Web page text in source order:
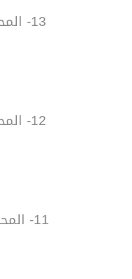
13- المحاضرة الثالثة عشر
12- المحاضرة الثانية عشر
11- المحاضرة الحادية عشر